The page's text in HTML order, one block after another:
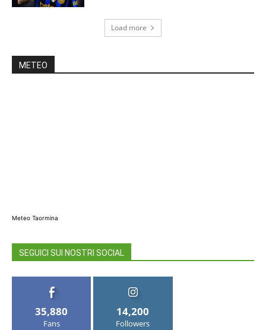
Load more
METEO
Meteo Taormina
SEGUICI SUI NOSTRI SOCIAL
35,880
Fans
14,200
Followers